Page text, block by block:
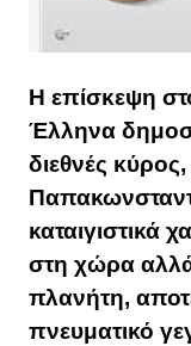
Η επίσκεψη
Έλληνα
διεθνές
καταιγιστικά
στη χώρα
πλανήτη,
πνευματικό